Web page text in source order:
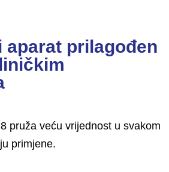
aparat prilagođen
pruža veću vrijednost u svakom
primjene.